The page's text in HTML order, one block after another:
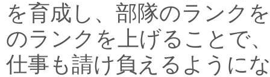
を育成し、部隊のランク
のランクを上げることで
仕事も請け負えるように